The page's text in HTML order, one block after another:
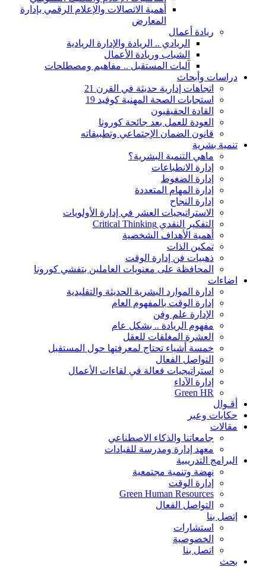
أهمية الاتصالات والإعلام الرقمي بإدارة
المعارض
ريادة أعمال
الريادي .. الريادة والإدارة الريادية
الشباب وريادة الأعمال
آليات المستقبل .. مفاهيم ومصطلحات
دراسات وأبحاث
اتجاهات إدارية حديثة في القرن 21
استجابات الصحة المهنية كوفيد 19
القادة الحقيقيون
العودة للعمل بعد جائحة كورونا
قانون الضمان الإجتماعي وتطبيقاته
تنمية بشرية
ماهي التنمية البشرية؟
إدارة الانطباعات
إدارة الضغوط
إدارة المهام المتعددة
إدارة النجاح
الاستراتيجيات العشر في إدارة الأولويات
التفكير النقدي Critical Thinking
أهمية الأهداف الشخصية
تمكين الذات
ذهبيات فن إدارة الوقت
المحافظة على معنويات العاملين بتفشي كورونا
اضاءات
ادارة الموارد البشرية الحديثة والتقليدية
إدارة الوقت بالمفهوم العام
الإدارة علم وفن
مفهوم الريادة .. بشكل عام
العشرة المغلقات للعقل
خمسة أشياء تحتاج لمعرفتها حول المستقبل
التواصل الفعال
استراتيجيات فعالة في لقاءات الأعمال
إدارة الآداء
Green HR
أقـوال
حكايات وعبر
مقالات
جامعاتنا والذكاء الاصطناعي
معهد إدارة ومدرسة للقيادات
البرامج التدريبية
نهضة وتنمية مجتمعية
إدارة الوقت
Green Human Resources
التواصل الفعال
إتصل بنا
استشارات
الخصوصية
اتصل بنا
بحث